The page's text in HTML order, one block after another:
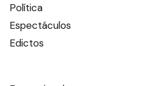
Política
Espectáculos
Edictos